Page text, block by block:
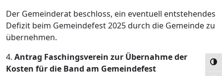
Der Gemeinderat beschloss, ein eventuell entstehendes
Defizit beim Gemeindefest 2025 durch die Gemeinde zu
übernehmen.
4. Antrag Faschingsverein zur Übernahme der
Kosten für die Band am Gemeindefest